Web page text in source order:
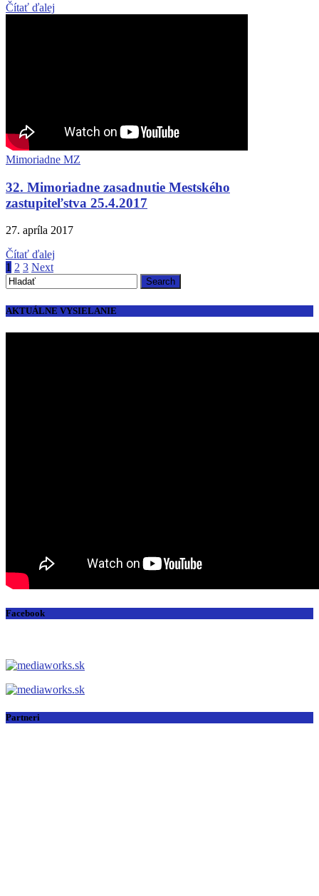
Čítať ďalej
Mimoriadne MZ
32. Mimoriadne zasadnutie Mestského
zastupiteľstva 25.4.2017
27. apríla 2017
Čítať ďalej
1 2 3 Next
AKTUÁLNE VYSIELANIE
Facebook
Partneri